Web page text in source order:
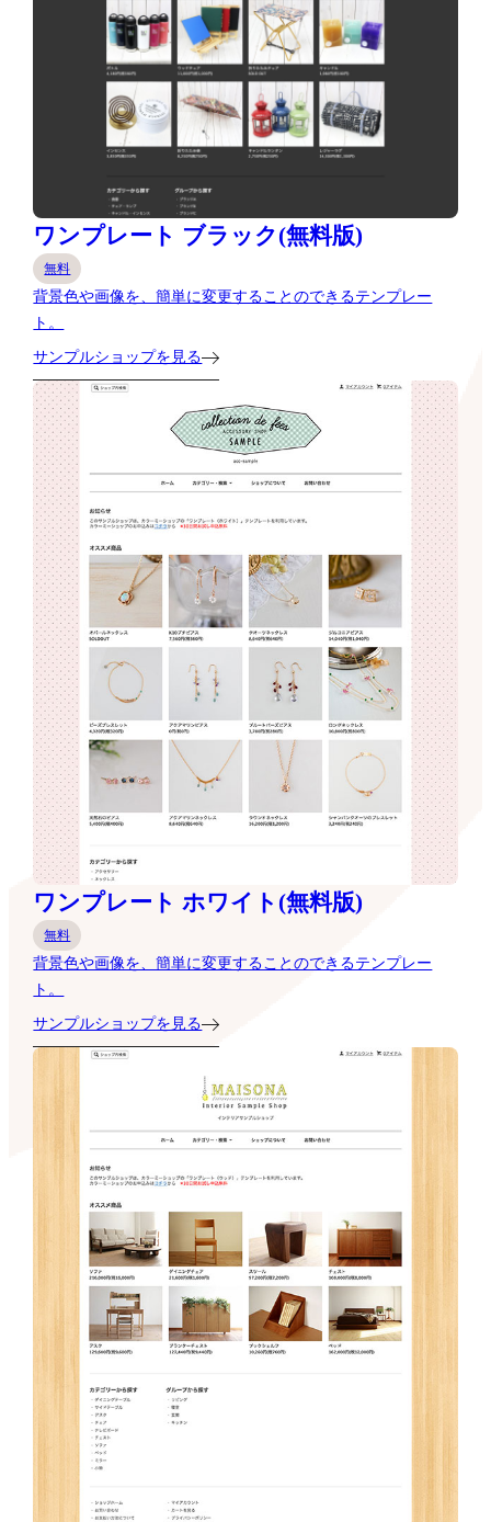
ワンプレート ブラック(無料版)
無料
背景色や画像を、簡単に変更することのできるテンプレー
ト。
サンプルショップを見る
ワンプレート ホワイト(無料版)
無料
背景色や画像を、簡単に変更することのできるテンプレー
ト。
サンプルショップを見る